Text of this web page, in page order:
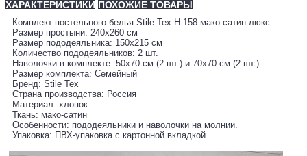
ХАРАКТЕРИСТИКИ ПОХОЖИЕ ТОВАРЫ
Комплект постельного белья Stile Tex H-158 мако-сатин люкс
Размер простыни: 240х260 см
Размер пододеяльника: 150х215 см
Количество пододеяльников: 2 шт.
Наволочки в комплекте: 50х70 см (2 шт.) и 70х70 см (2 шт.)
Размер комплекта: Семейный
Бренд: Stile Tex
Страна производства: Россия
Материал: хлопок
Ткань: мако-сатин
Особенности: пододеяльники и наволочки на молнии.
Упаковка: ПВХ-упаковка с картонной вкладкой